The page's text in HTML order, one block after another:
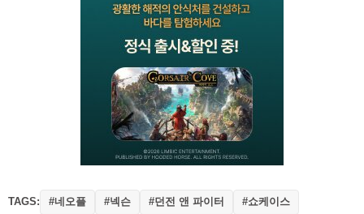
TAGS: #네오플 #넥슨 #던전 앤 파이터 #쇼케이스